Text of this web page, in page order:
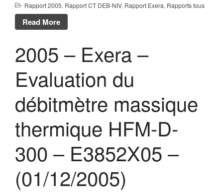
Rapport 2005, Rapport CT DEB-NIV, Rapport Exera, Rapports tous
Read More
2005 – Exera –
Evaluation du
débitmètre massique
thermique HFM-D-
300 – E3852X05 –
(01/12/2005)